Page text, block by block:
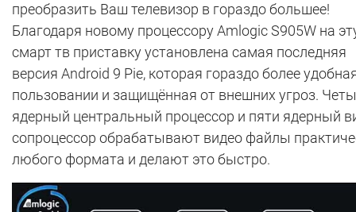
преобразить Ваш телевизор в гораздо большее!
Благодаря новому процессору Аmlоgіс Ѕ905W на
смарт тв приставку установлена самая последняя
версия Android 9 Pie, которая гораздо более
пользовании и защищённая от внешних угроз.
ядерный центральный процессор и пяти ядерный
сопроцессор обрабатывают видео файлы
любого формата и делают это быстро.